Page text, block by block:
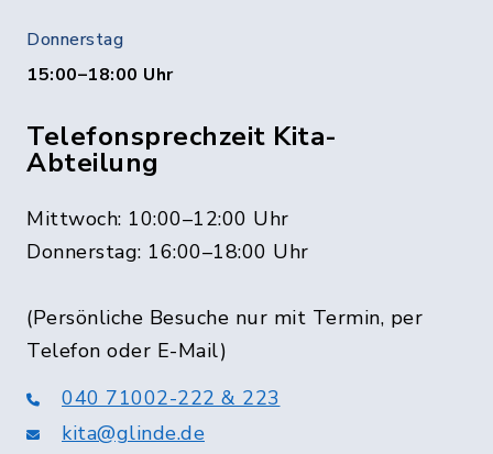
Donnerstag
15:00–18:00 Uhr
Telefonsprechzeit Kita-
Abteilung
Mittwoch: 10:00–12:00 Uhr
Donnerstag: 16:00–18:00 Uhr
(Persönliche Besuche nur mit Termin, per
Telefon oder E-Mail)
040 71002-222 & 223
kita@glinde.de